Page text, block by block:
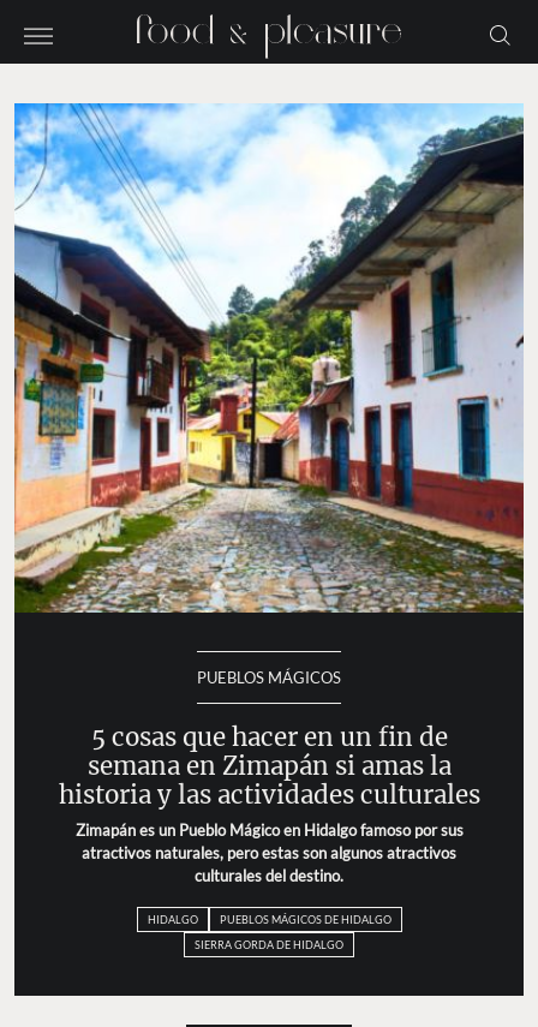
PUEBLOS MÁGICOS
5 cosas que hacer en un fin de
semana en Zimapán si amas la
historia y las actividades culturales
Zimapán es un Pueblo Mágico en Hidalgo famoso por sus
atractivos naturales, pero estas son algunos atractivos
culturales del destino.
HIDALGO
PUEBLOS MÁGICOS DE HIDALGO
SIERRA GORDA DE HIDALGO